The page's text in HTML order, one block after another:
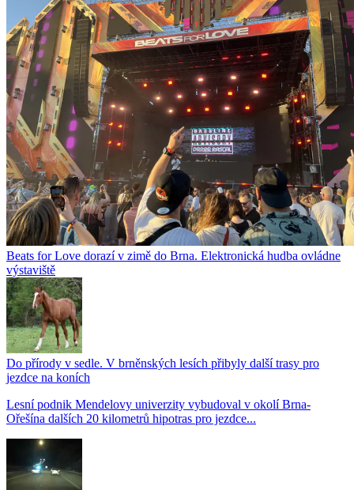
Beats for Love dorazí v zimě do Brna. Elektronická hudba ovládne
výstaviště
Do přírody v sedle. V brněnských lesích přibyly další trasy pro
jezdce na koních
Lesní podnik Mendelovy univerzity vybudoval v okolí Brna-
Ořešína dalších 20 kilometrů hipotras pro jezdce...